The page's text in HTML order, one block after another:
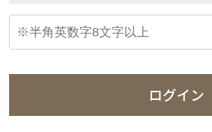
ログイン